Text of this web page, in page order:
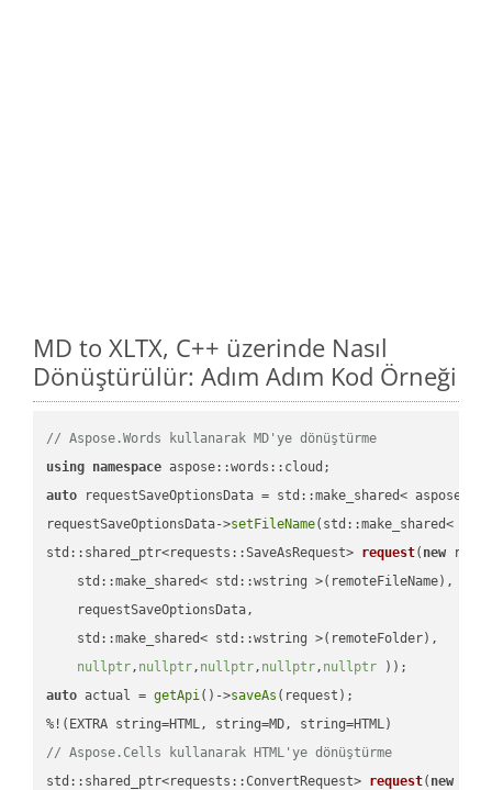
MD to XLTX, C++ üzerinde Nasıl
Dönüştürülür: Adım Adım Kod Örneği
// Aspose.Words kullanarak MD'ye dönüştürme
using namespace
auto requestSaveOptionsData = std::make_shared<
requestSaveOptionsData->setFileName(std::make_shared<
std::shared_ptr<requests::SaveAsRequest> request( new
    std::make_shared< std::wstring >(remoteFileName),
    requestSaveOptionsData,
    std::make_shared< std::wstring >(remoteFolder),
nullptr, nullptr, nullptr, nullptr, nullptr ))
auto actual = getApi()->saveAs (request);
// Aspose.Cells kullanarak HTML'ye dönüştürme
std::shared_ptr<requests::ConvertRequest> request( new